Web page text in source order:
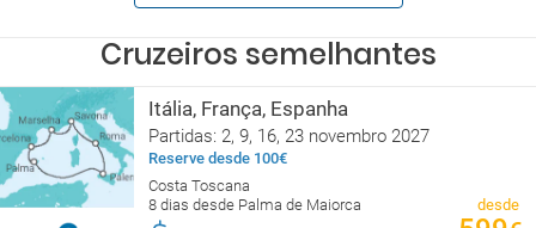
Cruzeiros semelhantes
Itália, França, Espanha
Partidas: 2, 9, 16, 23 novembro 2027
Reserve desde 100€
Costa Toscana
8 dias desde Palma de Maiorca
desde